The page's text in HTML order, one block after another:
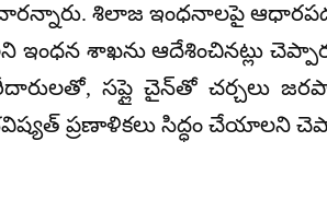
శిలాజ ఇంధనాలపై
శాఖను ఆదేశించినట్లు
సప్లై చైన్‌తో చర్చలు
ప్రణాళికలు సిద్ధం చేయాలని